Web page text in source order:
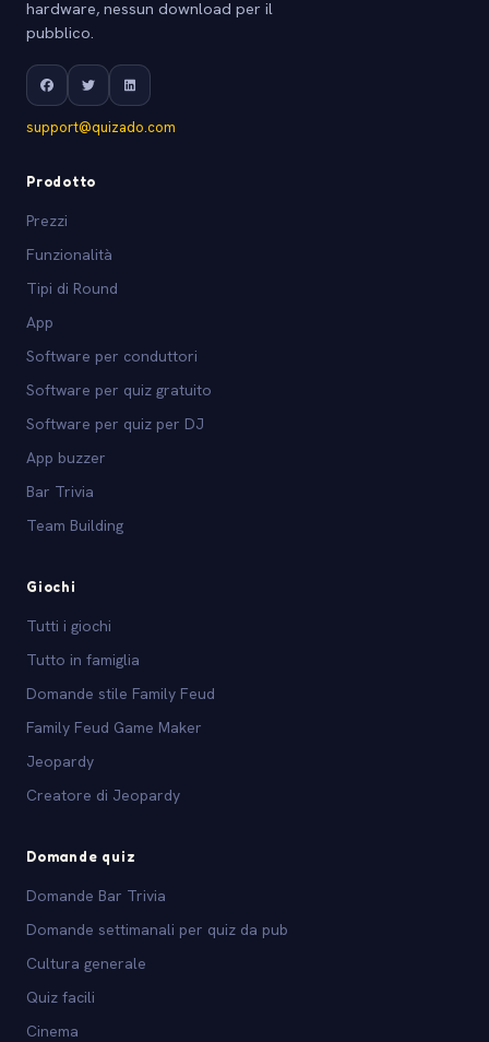
hardware, nessun download per il
pubblico.
support@quizado.com
Prodotto
Prezzi
Funzionalità
Tipi di Round
App
Software per conduttori
Software per quiz gratuito
Software per quiz per DJ
App buzzer
Bar Trivia
Team Building
Giochi
Tutti i giochi
Tutto in famiglia
Domande stile Family Feud
Family Feud Game Maker
Jeopardy
Creatore di Jeopardy
Domande quiz
Domande Bar Trivia
Domande settimanali per quiz da pub
Cultura generale
Quiz facili
Cinema